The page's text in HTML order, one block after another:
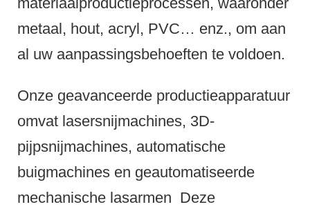
metaal, hout, acryl, PVC… enz., om aan
al uw aanpassingsbehoeften te voldoen.
Onze geavanceerde productieapparatuur
omvat lasersnijmachines, 3D-
pijpsnijmachines, automatische
buigmachines en geautomatiseerde
mechanische lasarmen Deze